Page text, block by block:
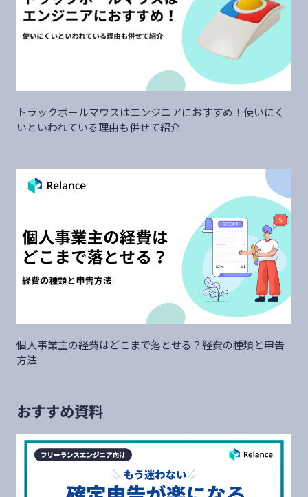
トラックボールマウスはエンジニアにおすすめ！使いにく
いといわれている理由も併せて紹介
個人事業主の経費はどこまで落とせる？経費の種類と申告
方法
おすすめ資料